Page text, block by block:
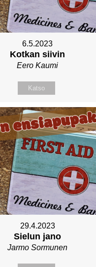
6.5.2023
Kotkan siivin
Eero Kaumi
Katso
29.4.2023
Sielun jano
Jarmo Sormunen